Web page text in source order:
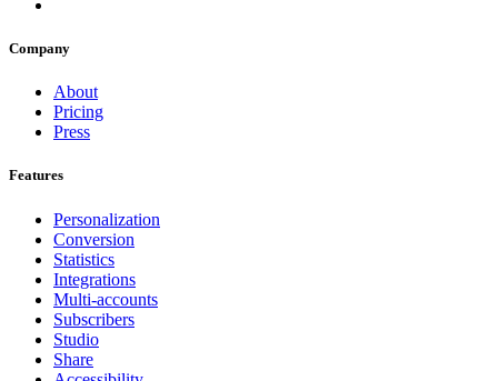
Company
About
Pricing
Press
Features
Personalization
Conversion
Statistics
Integrations
Multi-accounts
Subscribers
Studio
Share